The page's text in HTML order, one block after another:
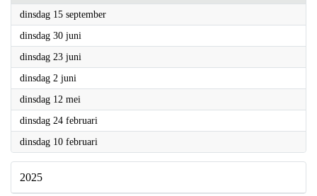
dinsdag 15 september2026
dinsdag 30 juni
dinsdag 23 juni
dinsdag 2 juni
dinsdag 12 mei
dinsdag 24 februari
dinsdag 10 februari
2025